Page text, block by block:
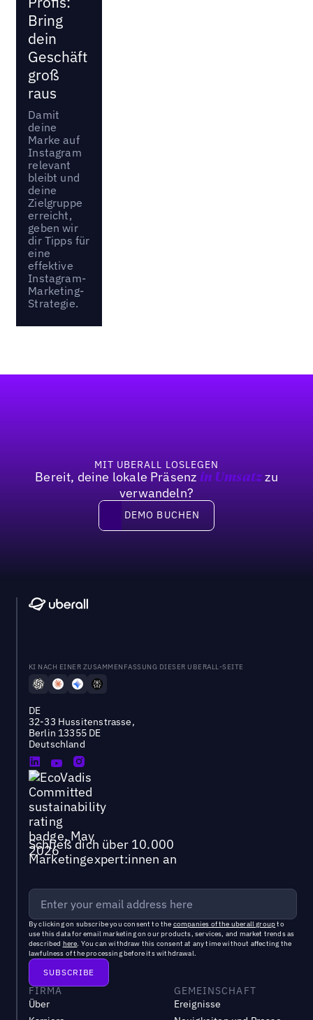
Bring
dein
Geschäft
groß
raus
Damit
deine
Marke auf
Instagram
relevant
bleibt und
deine
Zielgruppe
erreicht,
geben wir
dir Tipps für
eine
effektive
Instagram-
Marketing-
Strategie.
MIT UBERALL LOSLEGEN
Bereit, deine lokale Präsenz in Umsatzzu
verwandeln?
DEMO BUCHEN
DEMO BUCHEN
KI NACH EINER ZUSAMMENFASSUNG DIESER UBERALL-SEITE
DE
32-33 Hussitenstrasse,
Berlin 13355 DE
Deutschland
Schließ dich über 10.000
Marketingexpert:innen an
By clicking on subscribe you consent to the companies of the uberall groupto
use this data for email marketing on our products, services, and market trends as
described here. You can withdraw this consent at any time without affecting the
lawfulness of the processing before its withdrawal.
FIRMA
Über
GEMEINSCHAFT
Ereignisse